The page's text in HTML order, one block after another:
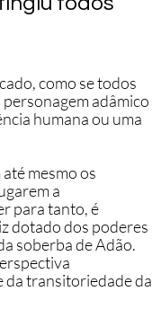
como se todos
adâmico
humana ou uma
mesmo os
a
para tanto, é
dotado dos poderes
soberba de Adão.
da transitoriedade da